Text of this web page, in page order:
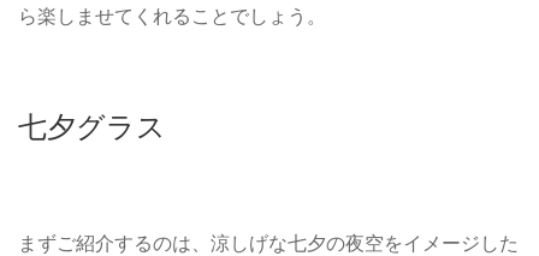
ら楽しませてくれることでしょう。
七夕グラス
まずご紹介するのは、涼しげな七夕の夜空をイメージした